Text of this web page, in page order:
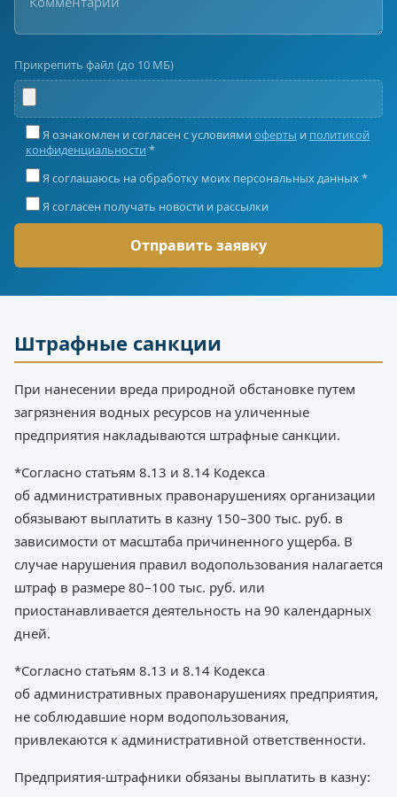
Прикрепить файл (до 10 МБ)
Я ознакомлен и согласен с условиями оферты и политикой
конфиденциальности *
Я соглашаюсь на обработку моих персональных данных *
Я согласен получать новости и рассылки
Штрафные санкции
При нанесении вреда природной обстановке путем
загрязнения водных ресурсов на уличенные
предприятия накладываются штрафные санкции.
*Согласно статьям 8.13 и 8.14 Кодекса
об административных правонарушениях организации
обязывают выплатить в казну 150–300 тыс. руб. в
зависимости от масштаба причиненного ущерба. В
случае нарушения правил водопользования налагается
штраф в размере 80–100 тыс. руб. или
приостанавливается деятельность на 90 календарных
дней.
*Согласно статьям 8.13 и 8.14 Кодекса
об административных правонарушениях предприятия,
не соблюдавшие норм водопользования,
привлекаются к административной ответственности.
Предприятия-штрафники обязаны выплатить в казну: